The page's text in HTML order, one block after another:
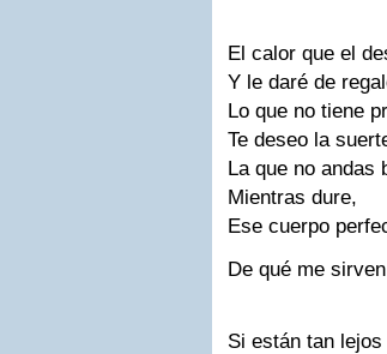
El calor que el
Y le daré de
Lo que no tiene
Te deseo la
La que no andas
Mientras dure,
Ese cuerpo
De qué me
Si están tan